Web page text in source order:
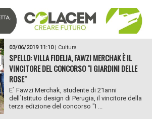
03/06/2019 11:10| Cultura
SPELLO: VILLA FIDELIA, FAWZI MERCHAK È IL
VINCITORE DEL CONCORSO "I GIARDINI DELLE
ROSE"
E` Fawzi Merchak, studente di 21anni
dell`Istituto design di Perugia, il vincitore della
terza edizione del concorso "I ...